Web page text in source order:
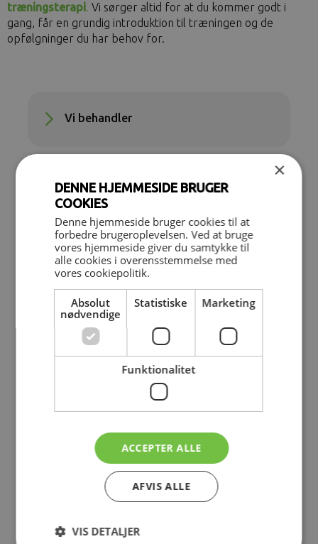
træningsterapi. Vi sørger altid for at du kommer godt i
gang, får en grundig introduktion til træningen og de
opfølgninger du har behov for.
Vi behandler
Holdtræning
Træning som behandling
Genoptræningsplan
Opfølgende træningsterapi
Superviseret hjemmetræning
Bækkenbund og GynObs
Graviditetsproblemer
×
DENNE HJEMMESIDE BRUGER
COOKIES
Denne hjemmeside bruger cookies til at
forbedre brugeroplevelsen. Ved at bruge
vores hjemmeside giver du samtykke til
alle cookies i overensstemmelse med
vores cookiepolitik.
Absolut
nødvendige
Statistiske Marketing
Funktionalitet
ACCEPTER ALLE
AFVIS ALLE
VIS DETALJER